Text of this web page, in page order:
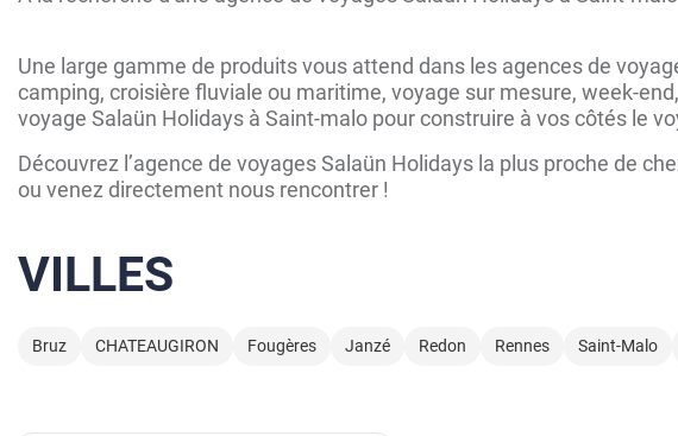
Une large gamme de produits vous attend dans les agences de
camping, croisière fluviale ou maritime, voyage sur mesure, week-
voyage Salaün Holidays à Saint-malo pour construire à vos côtés le
Découvrez l’agence de voyages Salaün Holidays la plus proche de
ou venez directement nous rencontrer !
VILLES
Bruz CHATEAUGIRON Fougères Janzé Redon Rennes Saint-Malo